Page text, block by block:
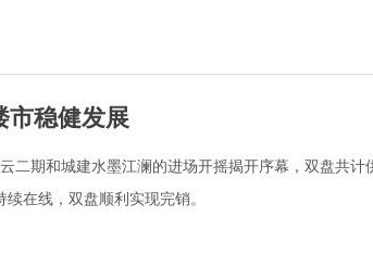
市稳健发展
二期和城建水墨江澜的进场开摇揭开序幕，双盘共计
在线，双盘顺利实现完销。